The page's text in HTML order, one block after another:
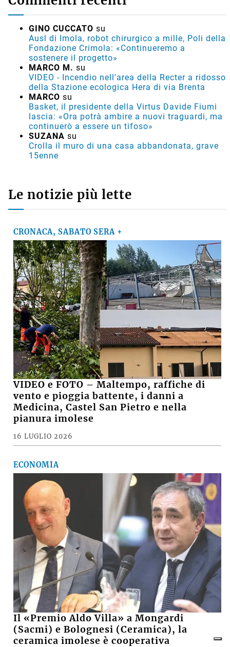
GINO CUCCATO su
Ausl di Imola, robot chirurgico a mille, Poli della
Fondazione Crimola: «Continueremo a
sostenere il progetto»
MARCO M. su
VIDEO - Incendio nell'area della Recter a ridosso
della Stazione ecologica Hera di via Brenta
MARCO su
Basket, il presidente della Virtus Davide Fiumi
lascia: «Ora potrà ambire a nuovi traguardi, ma
continuerò a essere un tifoso»
SUZANA su
Crolla il muro di una casa abbandonata, grave
15enne
Le notizie più lette
CRONACA, SABATO SERA +
VIDEO e FOTO – Maltempo, raffiche di
vento e pioggia battente, i danni a
Medicina, Castel San Pietro e nella
pianura imolese
16 LUGLIO 2026
ECONOMIA
Il «Premio Aldo Villa» a Mongardi
(Sacmi) e Bolognesi (Ceramica), la
ceramica imolese è cooperativa